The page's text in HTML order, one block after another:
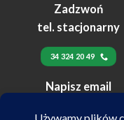
Zadzwoń
tel. stacjonarny
34 324 20 49
Napisz email